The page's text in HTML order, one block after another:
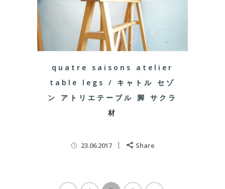
quatre saisons atelier
table legs / キャトル セゾ
ン アトリエテーブル 脚 サクラ
材
23.06.2017 Share